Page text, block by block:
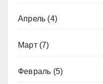
Апрель (4)
Март(7)
Февраль (5)